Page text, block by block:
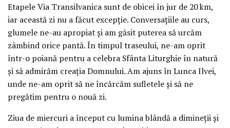
Etapele Via Transilvanica sunt de obicei în jur de 20 km,
iar această zi nu a făcut excepție. Conversațiile au curs,
glumele ne-au apropiat și am găsit puterea să urcăm
zâmbind orice pantă. În timpul traseului, ne-am oprit
într-o poiană pentru a celebra Sfânta Liturghie în natură
și să admirăm creația Domnului. Am ajuns în Lunca Ilvei,
unde ne-am oprit să ne încărcăm sufletele și să ne
pregătim pentru o nouă zi.
Ziua de miercuri a început cu lumina blândă a dimineții și